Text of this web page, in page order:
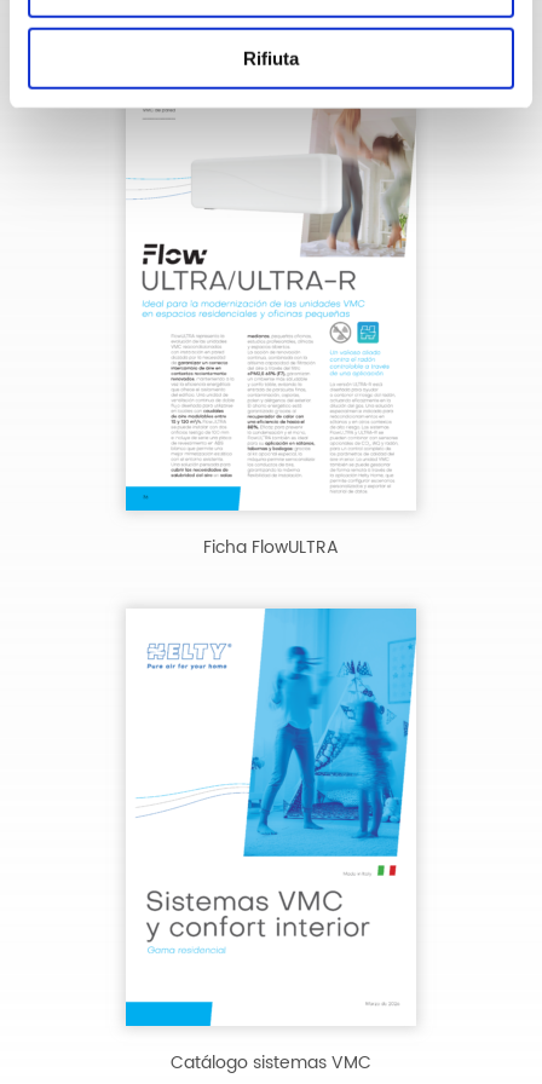
Rifiuta
Descargar
Ficha FlowULTRA
Catálogo sistemas VMC